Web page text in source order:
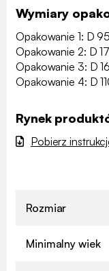
Wymiary
Opakowanie 1: D
Opakowanie 2: D
Opakowanie 3: D
Opakowanie 4: D
Rynek
Pobierz
Rozmiar
Minimalny wiek